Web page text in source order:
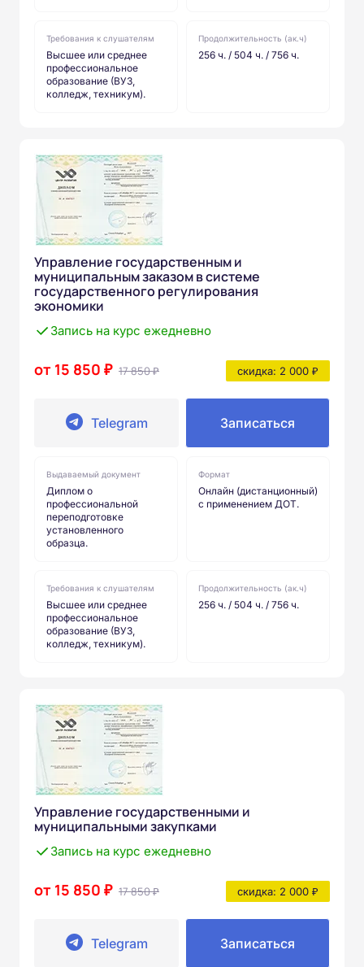
Требования к слушателям
Высшее или среднее
профессиональное
образование (ВУЗ,
колледж, техникум).
Продолжительность (ак.ч)
256 ч. / 504 ч. / 756 ч.
Управление государственным и
муниципальным заказом в системе
государственного регулирования
экономики
Запись на курс ежедневно
от 15 850 ₽ 17 850 ₽ скидка: 2 000 ₽
Telegram Записаться
Выдаваемый документ
Диплом о
профессиональной
переподготовке
установленного
образца.
Формат
Онлайн (дистанционный)
с применением ДОТ.
Требования к слушателям
Высшее или среднее
профессиональное
образование (ВУЗ,
колледж, техникум).
Продолжительность (ак.ч)
256 ч. / 504 ч. / 756 ч.
Управление государственными и
муниципальными закупками
Запись на курс ежедневно
от 15 850 ₽ 17 850 ₽ скидка: 2 000 ₽
Telegram Записаться